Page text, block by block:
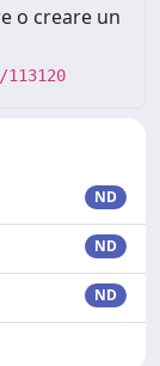
o creare un
ND
ND
ND